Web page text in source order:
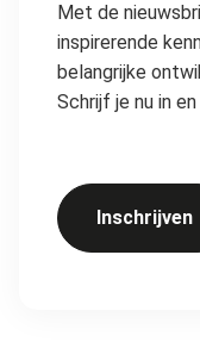
Met de
inspirerende
belangrijke
Schrijf je nu in
Inschrijven